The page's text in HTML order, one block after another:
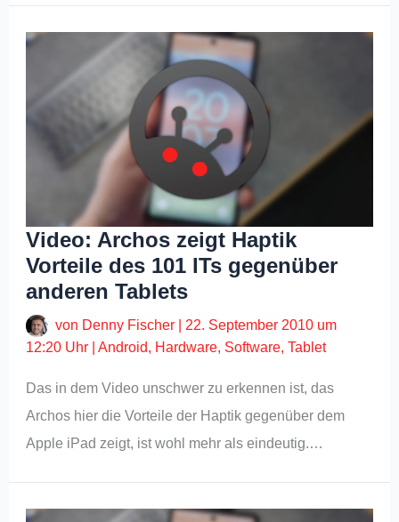
Video: Archos zeigt Haptik
Vorteile des 101 ITs gegenüber
anderen Tablets
von Denny Fischer
22. September 2010 um
12:20 Uhr |Android, Hardware, Software,Tablet
Das in dem Video unschwer zu erkennen ist, das
Archos hier die Vorteile der Haptik gegenüber dem
Apple iPad zeigt, ist wohl mehr als eindeutig.…